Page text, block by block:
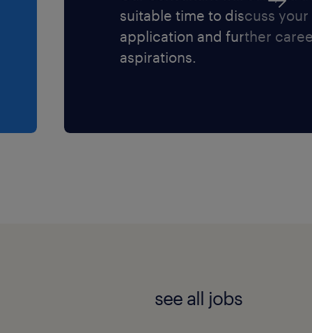
suitable time to discuss your
application and further
aspirations.
see all jobs